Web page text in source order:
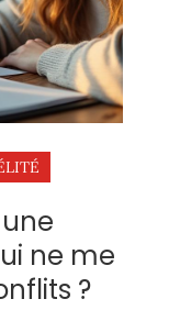
ne me
?